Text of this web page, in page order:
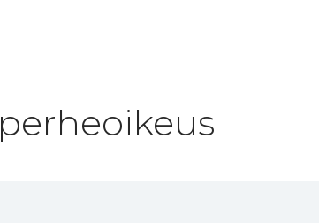
perheoikeus